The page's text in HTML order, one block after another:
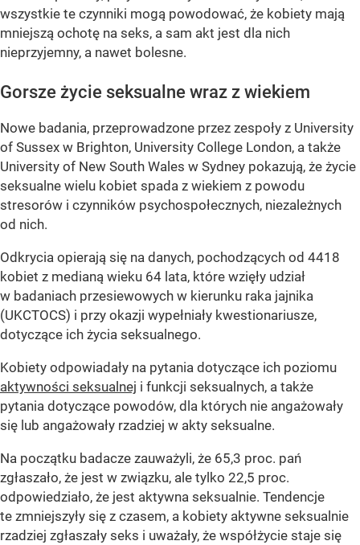
wszystkie te czynniki mogą powodować, że kobiety mają
mniejszą ochotę na seks, a sam akt jest dla nich
nieprzyjemny, a nawet bolesne.
Gorsze życie seksualne wraz z wiekiem
Nowe badania, przeprowadzone przez zespoły z University
of Sussex w Brighton, University College London, a także
University of New South Wales w Sydney pokazują, że życie
seksualne wielu kobiet spada z wiekiem z powodu
stresorów i czynników psychospołecznych, niezależnych
od nich.
Odkrycia opierają się na danych, pochodzących od 4418
kobiet z medianą wieku 64 lata, które wzięły udział
w badaniach przesiewowych w kierunku raka jajnika
(UKCTOCS) i przy okazji wypełniały kwestionariusze,
dotyczące ich życia seksualnego.
Kobiety odpowiadały na pytania dotyczące ich poziomu
aktywności seksualnej i funkcji seksualnych, a także
pytania dotyczące powodów, dla których nie angażowały
się lub angażowały rzadziej w akty seksualne.
Na początku badacze zauważyli, że 65,3 proc. pań
zgłaszało, że jest w związku, ale tylko 22,5 proc.
odpowiedziało, że jest aktywna seksualnie. Tendencje
te zmniejszyły się z czasem, a kobiety aktywne seksualnie
rzadziej zgłaszały seks i uważały, że współżycie staje się